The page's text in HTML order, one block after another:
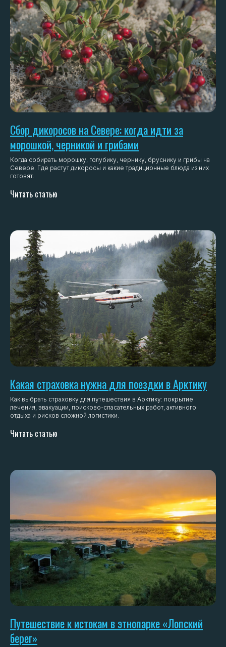
Сбор дикоросов на Севере: когда идти за
морошкой, черникой и грибами
Когда собирать морошку, голубику, чернику, бруснику и грибы на
Севере. Где растут дикоросы и какие традиционные блюда из них
готовят.
Читать статью
Какая страховка нужна для поездки в Арктику
Как выбрать страховку для путешествия в Арктику: покрытие
лечения, эвакуации, поисково-спасательных работ, активного
отдыха и рисков сложной логистики.
Читать статью
Путешествие к истокам в этнопарке «Лопский
берег»